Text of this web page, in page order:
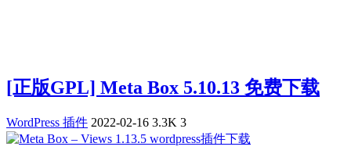
[正版GPL] Meta Box 5.10.13 免费下载
WordPress 插件 2022-02-16 3.3K 3